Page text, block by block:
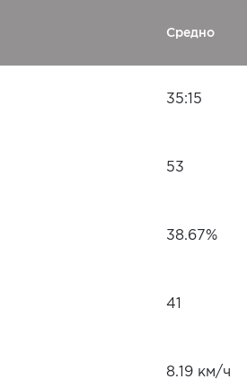
Средно
35:15
53
38.67%
41
8.19 км/ч